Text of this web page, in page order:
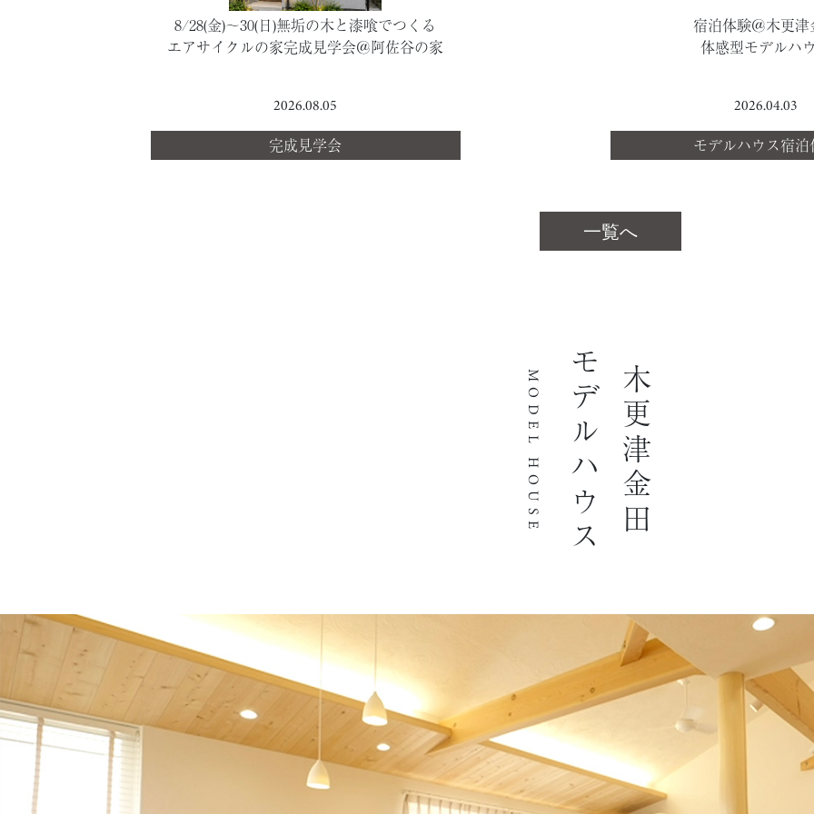
8/28(金)～30(日)無垢の木と漆喰でつくる
エアサイクルの家完成見学会＠阿佐谷の家
2026.08.05
完成見学会
宿泊体験＠木更津
体感型モデルハ
2026.04.03
モデルハウス宿泊
一覧へ
木更津金田
モデルハウス
MODEL HOUSE